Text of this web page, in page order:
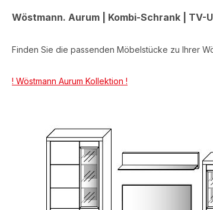
Wöstmann. Aurum | Kombi-Schrank | TV-
Finden Sie die passenden Möbelstücke zu Ihrer
! Wöstmann Aurum Kollektion !